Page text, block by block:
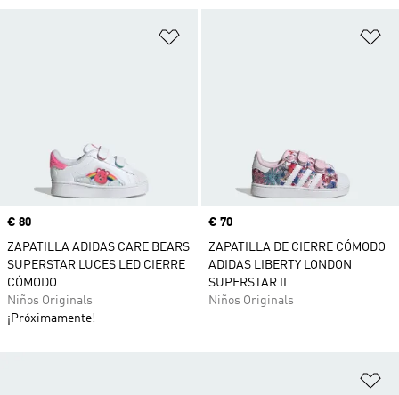
Precio
€ 80
ZAPATILLA ADIDAS CARE BEARS
SUPERSTAR LUCES LED CIERRE
CÓMODO
Niños Originals
¡Próximamente!
Precio
€ 70
ZAPATILLA DE CIERRE CÓMODO
ADIDAS LIBERTY LONDON
SUPERSTAR II
Niños Originals